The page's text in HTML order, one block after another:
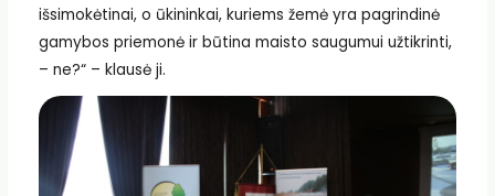
išsimokėtinai, o ūkininkai, kuriems žemė yra pagrindinė
gamybos priemonė ir būtina maisto saugumui užtikrinti,
– ne?“ – klausė ji.